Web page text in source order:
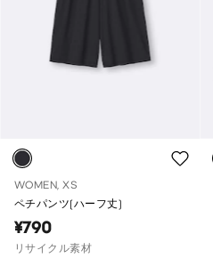
WOMEN, XS
ペチパンツ(ハーフ丈)
¥790
リサイクル素材